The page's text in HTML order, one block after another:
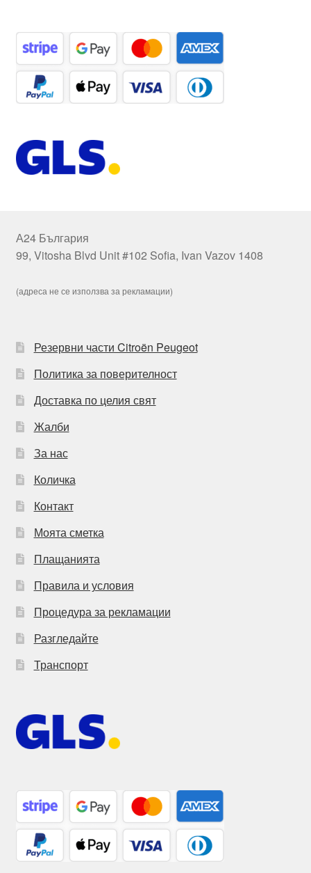
А24 България
99, Vitosha Blvd Unit #102 Sofia, Ivan Vazov 1408
(адреса не се използва за рекламации)
Резервни части Citroën Peugeot
Политика за поверителност
Доставка по целия свят
Жалби
За нас
Количка
Контакт
Моята сметка
Плащанията
Правила и условия
Процедура за рекламации
Разгледайте
Транспорт